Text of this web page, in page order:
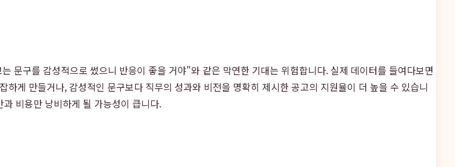
문구를 감성적으로 썼으니 반응이 좋을 거야"와 같은 막연한 기대는 위험합니다. 실제 데이터를 들여다보면
게 만들거나, 감성적인 문구보다 직무의 성과와 비전을 명확히 제시한 공고의 지원율이 더 높을 수 있습니
비용만 낭비하게 될 가능성이 큽니다.